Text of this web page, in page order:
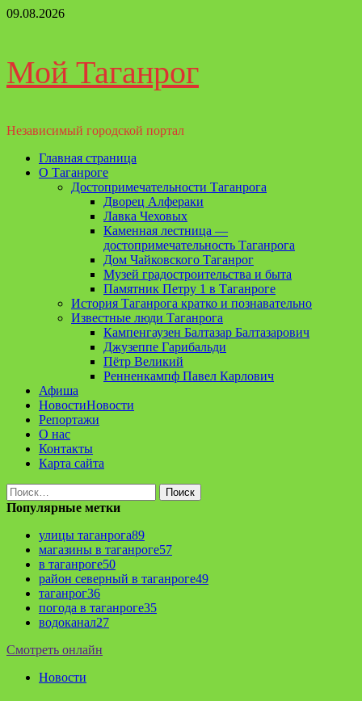
Перейти
09.08.2026
Мой Таганрог
Независимый городской портал
Основное
меню
Главная страница
О Таганроге
Достопримечательности Таганрога
Дворец Алфераки
Лавка Чеховых
Каменная лестница —
достопримечательность Таганрога
Дом Чайковского Таганрог
Музей градостроительства и быта
Памятник Петру 1 в Таганроге
История Таганрога кратко и познавательно
Известные люди Таганрога
Кампенгаузен Балтазар Балтазарович
Джузеппе Гарибальди
Пётр Великий
Ренненкампф Павел Карлович
Афиша
НовостиНовости
Репортажи
О нас
Контакты
Карта сайта
Найти:
Популярные метки
улицы таганрога89
магазины в таганроге57
в таганроге50
район северный в таганроге49
таганрог36
погода в таганроге35
водоканал27
Смотреть онлайн
Новости